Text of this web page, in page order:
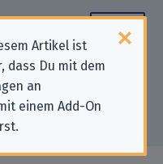
Artikel ist
dass Du mit dem
an
einem Add-On
über